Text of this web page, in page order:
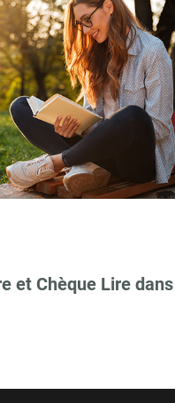
et Chèque Lire